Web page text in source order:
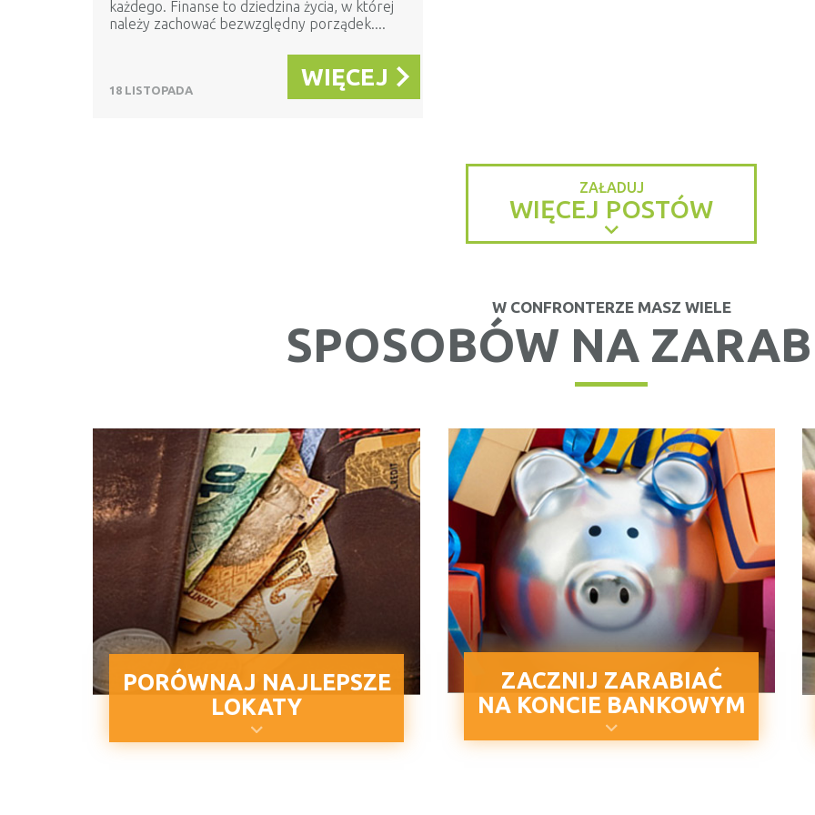
każdego. Finanse to dziedzina życia, w której
należy zachować bezwzględny porządek....
18 LISTOPADA WIĘCEJ
ZAŁADUJ
WIĘCEJ POSTÓW
W CONFRONTERZE MASZ WIELE
SPOSOBÓW NA
PORÓWNAJ NAJLEPSZE
LOKATY
ZACZNIJ ZARABIAĆ
NA KONCIE BANKOWYM